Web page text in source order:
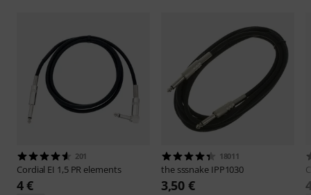
201
Cordial EI 1,5 PR elements
4 €
18011
the sssnake IPP1030
3,50 €